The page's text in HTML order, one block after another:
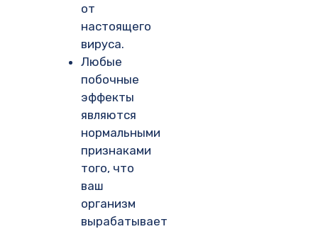
от
настоящего
вируса.
Любые
побочные
эффекты
являются
нормальными
признаками
того, что
ваш
организм
вырабатывает